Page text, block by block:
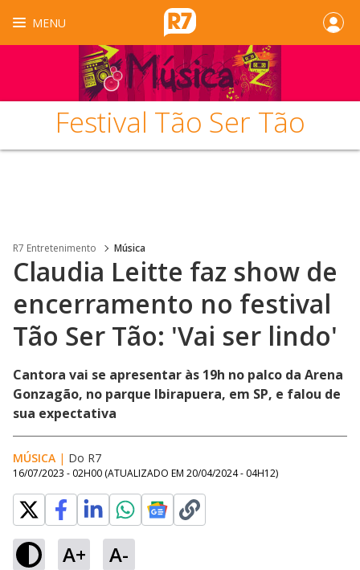
MENU
Festival Tão Ser Tão
R7 Entretenimento Música
Claudia Leitte faz show de
encerramento no festival
Tão Ser Tão: 'Vai ser lindo'
Cantora vai se apresentar às 19h no palco da Arena
Gonzagão, no parque Ibirapuera, em SP, e falou de
sua expectativa
MÚSICA | Do R7
16/07/2023 - 02H00 (ATUALIZADO EM 20/04/2024 - 04H12)
A+ A-